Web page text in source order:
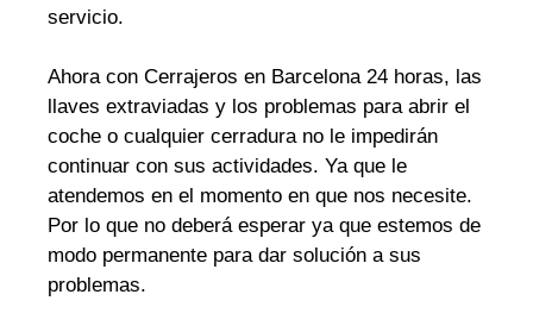
servicio.
Ahora con Cerrajeros en Barcelona 24 horas, las
llaves extraviadas y los problemas para abrir el
coche o cualquier cerradura no le impedirán
continuar con sus actividades. Ya que le
atendemos en el momento en que nos necesite.
Por lo que no deberá esperar ya que estemos de
modo permanente para dar solución a sus
problemas.